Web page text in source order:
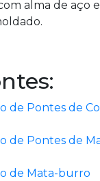
alma de aço
de Pontes de
de Pontes de
de Mata-burro